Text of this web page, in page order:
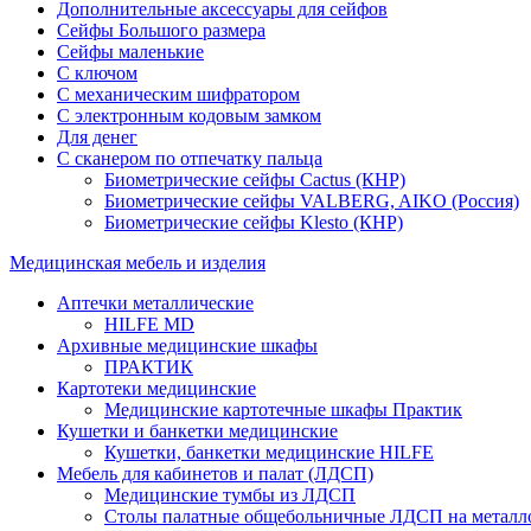
Дополнительные аксессуары для сейфов
Сейфы Большого размера
Сейфы маленькие
С ключом
С механическим шифратором
С электронным кодовым замком
Для денег
С сканером по отпечатку пальца
Биометрические сейфы Cactus (КНР)
Биометрические сейфы VALBERG, AIKO (Россия)
Биометрические сейфы Klesto (КНР)
Медицинская мебель и изделия
Аптечки металлические
HILFE MD
Архивные медицинские шкафы
ПРАКТИК
Картотеки медицинские
Медицинские картотечные шкафы Практик
Кушетки и банкетки медицинские
Кушетки, банкетки медицинские HILFE
Мебель для кабинетов и палат (ЛДСП)
Медицинские тумбы из ЛДСП
Столы палатные общебольничные ЛДСП на